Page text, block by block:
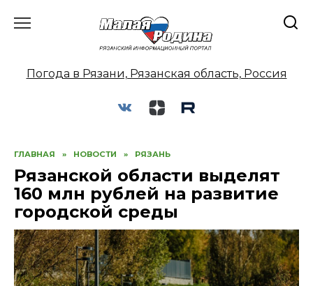
Погода в Рязани, Рязанская область, Россия
ГЛАВНАЯ » НОВОСТИ » РЯЗАНЬ
Рязанской области выделят
160 млн рублей на развитие
городской среды